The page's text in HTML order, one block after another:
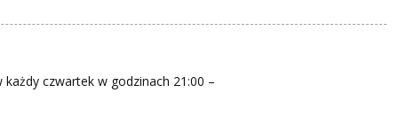
czwartek w godzinach 21:00 –